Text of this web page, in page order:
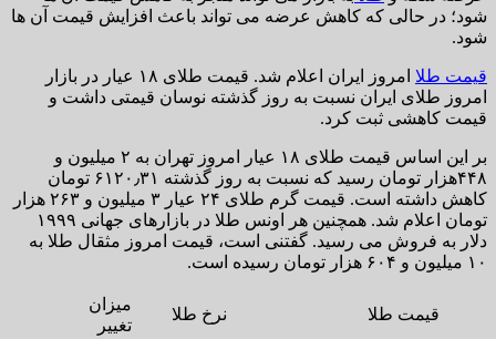
شود؛ در حالی که کاهش عرضه می تواند باعث افزایش قیمت آن ها
شود.
قیمت طلا
امروز ایران اعلام شد. قیمت طلای ۱۸ عیار در بازار
امروز طلای ایران نسبت به روز گذشته نوسان قیمتی داشت و
قیمت کاهشی ثبت کرد.
بر این اساس قیمت طلای ۱۸ عیار امروز تهران به ۲ میلیون و
۴۴۸هزار تومان رسید که نسبت به روز گذشته ۶۱۲۰٫۳۱ تومان
کاهش داشته است. قیمت گرم طلای ۲۴ عیار ۳ میلیون و ۲۶۳ هزار
تومان اعلام شد. همچنین هر اونس طلا در بازارهای جهانی ۱۹۹۹
دلار به فروش می رسید. گفتنی است، قیمت امروز مثقال طلا به
۱۰ میلیون و ۶۰۴ هزار تومان رسیده است.
قیمت طلا نرخ طلا
میزان
تغییر